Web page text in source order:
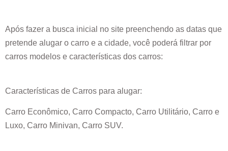
Após fazer a busca inicial no site preenchendo as datas que
pretende alugar o carro e a cidade, você poderá filtrar por
carros modelos e características dos carros:
Características de Carros para alugar:
Carro Econômico, Carro Compacto, Carro Utilitário, Carro e
Luxo, Carro Minivan, Carro SUV.